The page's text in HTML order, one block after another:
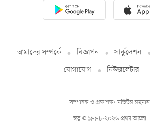
আমাদের সম্পর্কে বিজ্ঞাপন সার্কুলেশন
যোগাযোগ
নিউজলেটার
স্বত্ব © ১৯৯৮-২০২৬ প্রথম আলো
সম্পাদক ও প্রকাশক: মতিউর রহমান